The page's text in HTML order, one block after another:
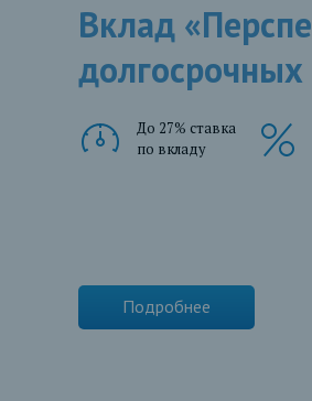
Вклад
До 27% ставка
по вкладу
Подробнее